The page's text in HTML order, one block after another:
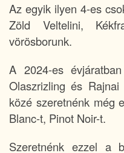
Az egyik ilyen 4-es
Zöld Veltelini,
vörösborunk.
A 2024-es
Olaszrizling és
közé szeretnénk még
Blanc-t, Pinot Noir-t.
Szeretnénk ezzel a